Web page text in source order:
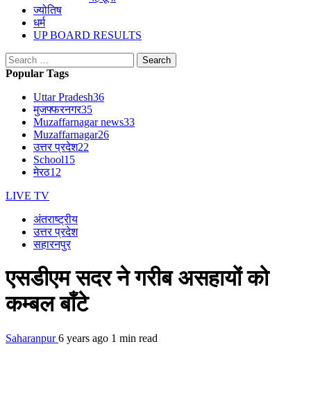
ज्योतिष
धर्म
UP BOARD RESULTS
Search
for:
Popular Tags
Uttar Pradesh36
मुजफ्फरनगर35
Muzaffarnagar news33
Muzaffarnagar26
उत्तर प्रदेश22
School15
मेरठ12
LIVE TV
अंतराष्ट्रीय
उत्तर प्रदेश
सहारनपुर
एसडीएम सदर ने गरीब असहायों को
कम्बल बाँटे
Saharanpur6 years ago 1 min read